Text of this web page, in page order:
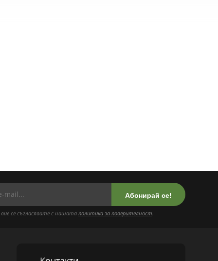
Абонирай се!
се съгласявате с нашата политика за поверителност.